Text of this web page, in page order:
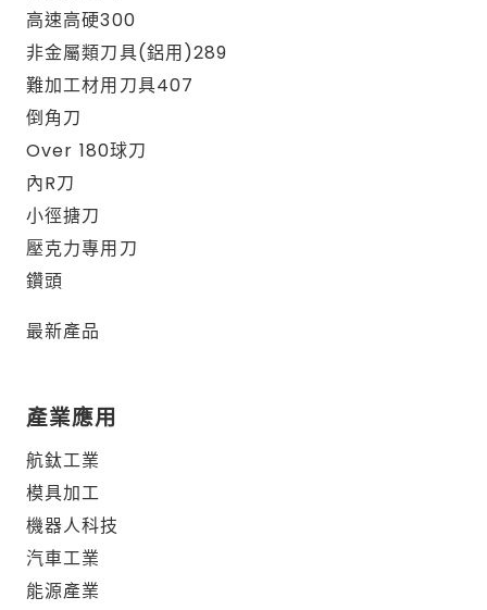
高速高硬300
非金屬類刀具(鋁用)289
難加工材用刀具407
倒角刀
Over 180球刀
內R刀
小徑搪刀
壓克力專用刀
鑽頭
最新產品
產業應用
航鈦工業
模具加工
機器人科技
汽車工業
能源產業